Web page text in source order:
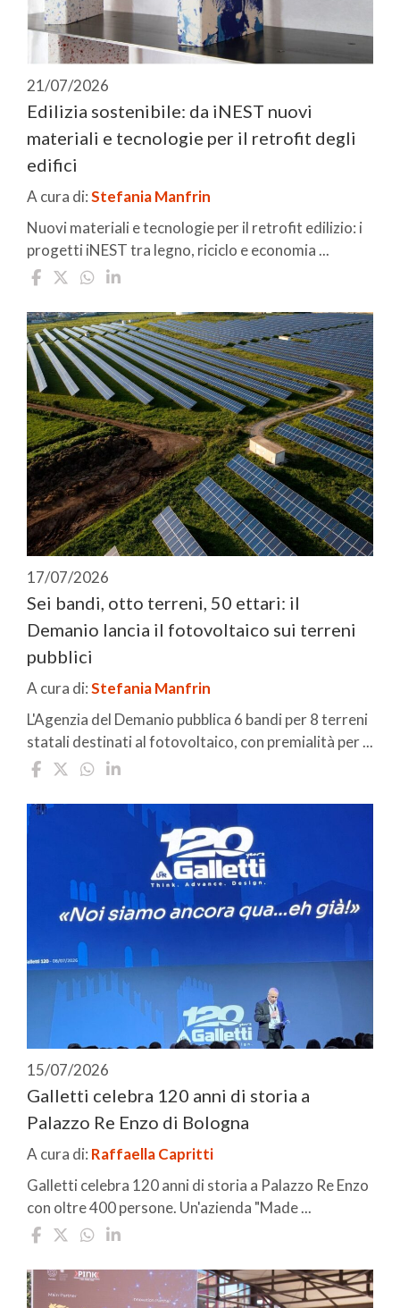
21/07/2026
Edilizia sostenibile: da iNEST nuovi
materiali e tecnologie per il retrofit degli
edifici
A cura di:Stefania Manfrin
Nuovi materiali e tecnologie per il retrofit edilizio: i
progetti iNEST tra legno, riciclo e economia ...
17/07/2026
Sei bandi, otto terreni, 50 ettari: il
Demanio lancia il fotovoltaico sui terreni
pubblici
A cura di:Stefania Manfrin
L'Agenzia del Demanio pubblica 6 bandi per 8 terreni
statali destinati al fotovoltaico, con premialità per ...
15/07/2026
Galletti celebra 120 anni di storia a
Palazzo Re Enzo di Bologna
A cura di: Raffaella Capritti
Galletti celebra 120 anni di storia a Palazzo Re Enzo
con oltre 400 persone. Un'azienda "Made ...